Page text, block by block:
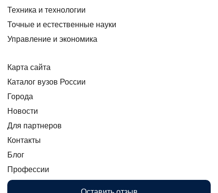
Техника и технологии
Точные и естественные науки
Управление и экономика
Карта сайта
Каталог вузов России
Города
Новости
Для партнеров
Контакты
Блог
Профессии